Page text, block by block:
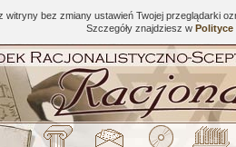
bez zmiany ustawień Twojej przeglądarki
Szczegóły znajdziesz w Polityce